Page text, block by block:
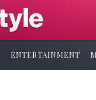
ENTERTAINMENT